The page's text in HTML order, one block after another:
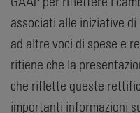
associati alle iniziative
ad altre voci di spese e
ritiene che la
che riflette queste
importanti informazioni